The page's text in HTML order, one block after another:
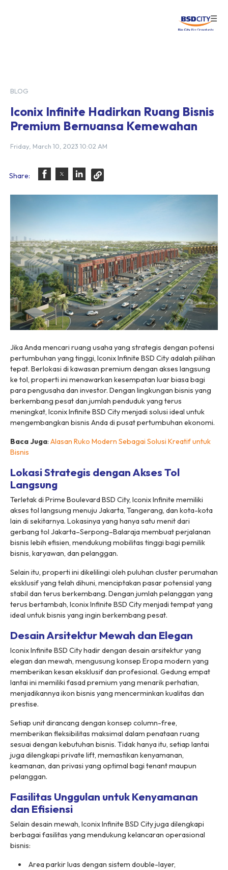
☰
BLOG
Iconix Infinite Hadirkan Ruang Bisnis
Premium Bernuansa Kemewahan
Friday, March 10, 2023 10:02 AM
Share:
Jika Anda mencari ruang usaha yang strategis dengan potensi
pertumbuhan yang tinggi, Iconix Infinite BSD City adalah pilihan
tepat. Berlokasi di kawasan premium dengan akses langsung
ke tol, properti ini menawarkan kesempatan luar biasa bagi
para pengusaha dan investor. Dengan lingkungan bisnis yang
berkembang pesat dan jumlah penduduk yang terus
meningkat, Iconix Infinite BSD City menjadi solusi ideal untuk
mengembangkan bisnis Anda di pusat pertumbuhan ekonomi.
Baca Juga: Alasan Ruko Modern Sebagai Solusi Kreatif untuk
Bisnis
Lokasi Strategis dengan Akses Tol
Langsung
Terletak di Prime Boulevard BSD City, Iconix Infinite memiliki
akses tol langsung menuju Jakarta, Tangerang, dan kota-kota
lain di sekitarnya. Lokasinya yang hanya satu menit dari
gerbang tol Jakarta–Serpong–Balaraja membuat perjalanan
bisnis lebih efisien, mendukung mobilitas tinggi bagi pemilik
bisnis, karyawan, dan pelanggan.
Selain itu, properti ini dikelilingi oleh puluhan cluster perumahan
eksklusif yang telah dihuni, menciptakan pasar potensial yang
stabil dan terus berkembang. Dengan jumlah pelanggan yang
terus bertambah, Iconix Infinite BSD City menjadi tempat yang
ideal untuk bisnis yang ingin berkembang pesat.
Desain Arsitektur Mewah dan Elegan
Iconix Infinite BSD City hadir dengan desain arsitektur yang
elegan dan mewah, mengusung konsep Eropa modern yang
memberikan kesan eksklusif dan profesional. Gedung empat
lantai ini memiliki fasad premium yang menarik perhatian,
menjadikannya ikon bisnis yang mencerminkan kualitas dan
prestise.
Setiap unit dirancang dengan konsep column-free,
memberikan fleksibilitas maksimal dalam penataan ruang
sesuai dengan kebutuhan bisnis. Tidak hanya itu, setiap lantai
juga dilengkapi private lift, memastikan kenyamanan,
keamanan, dan privasi yang optimal bagi tenant maupun
pelanggan.
Fasilitas Unggulan untuk Kenyamanan
dan Efisiensi
Selain desain mewah, Iconix Infinite BSD City juga dilengkapi
berbagai fasilitas yang mendukung kelancaran operasional
bisnis:
Area parkir luas dengan sistem double-layer,